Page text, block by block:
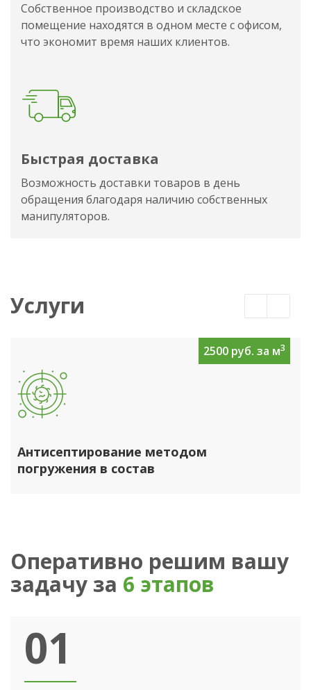
Собственное производство и складское
помещение находятся в одном месте с офисом,
что экономит время наших клиентов.
Быстрая доставка
Возможность доставки товаров в день
обращения благодаря наличию собственных
манипуляторов.
Услуги
2500 руб. за м3
Антисептирование методом
погружения в состав
Оперативно решим вашу
задачу за 6 этапов
01